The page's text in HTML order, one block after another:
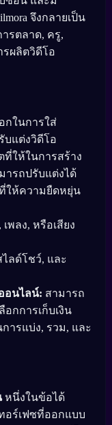
จึงกลายเป็น
ารตลาด, ครู,
รผลิตวิดีโอ
กในการใส่
บแต่งวิดีโอ
ที่ให้ในการสร้าง
ารถปรับแต่งได้
ให้ความยืดหยุ่น
พลง, หรือเสียง
ลด์โชว์, และ
อนไลน์: สามารถ
อกการเก็บเงิน
ารแบ่ง, รวม, และ
หนึ่งในข้อได้
อร์เฟซที่ออกแบบ